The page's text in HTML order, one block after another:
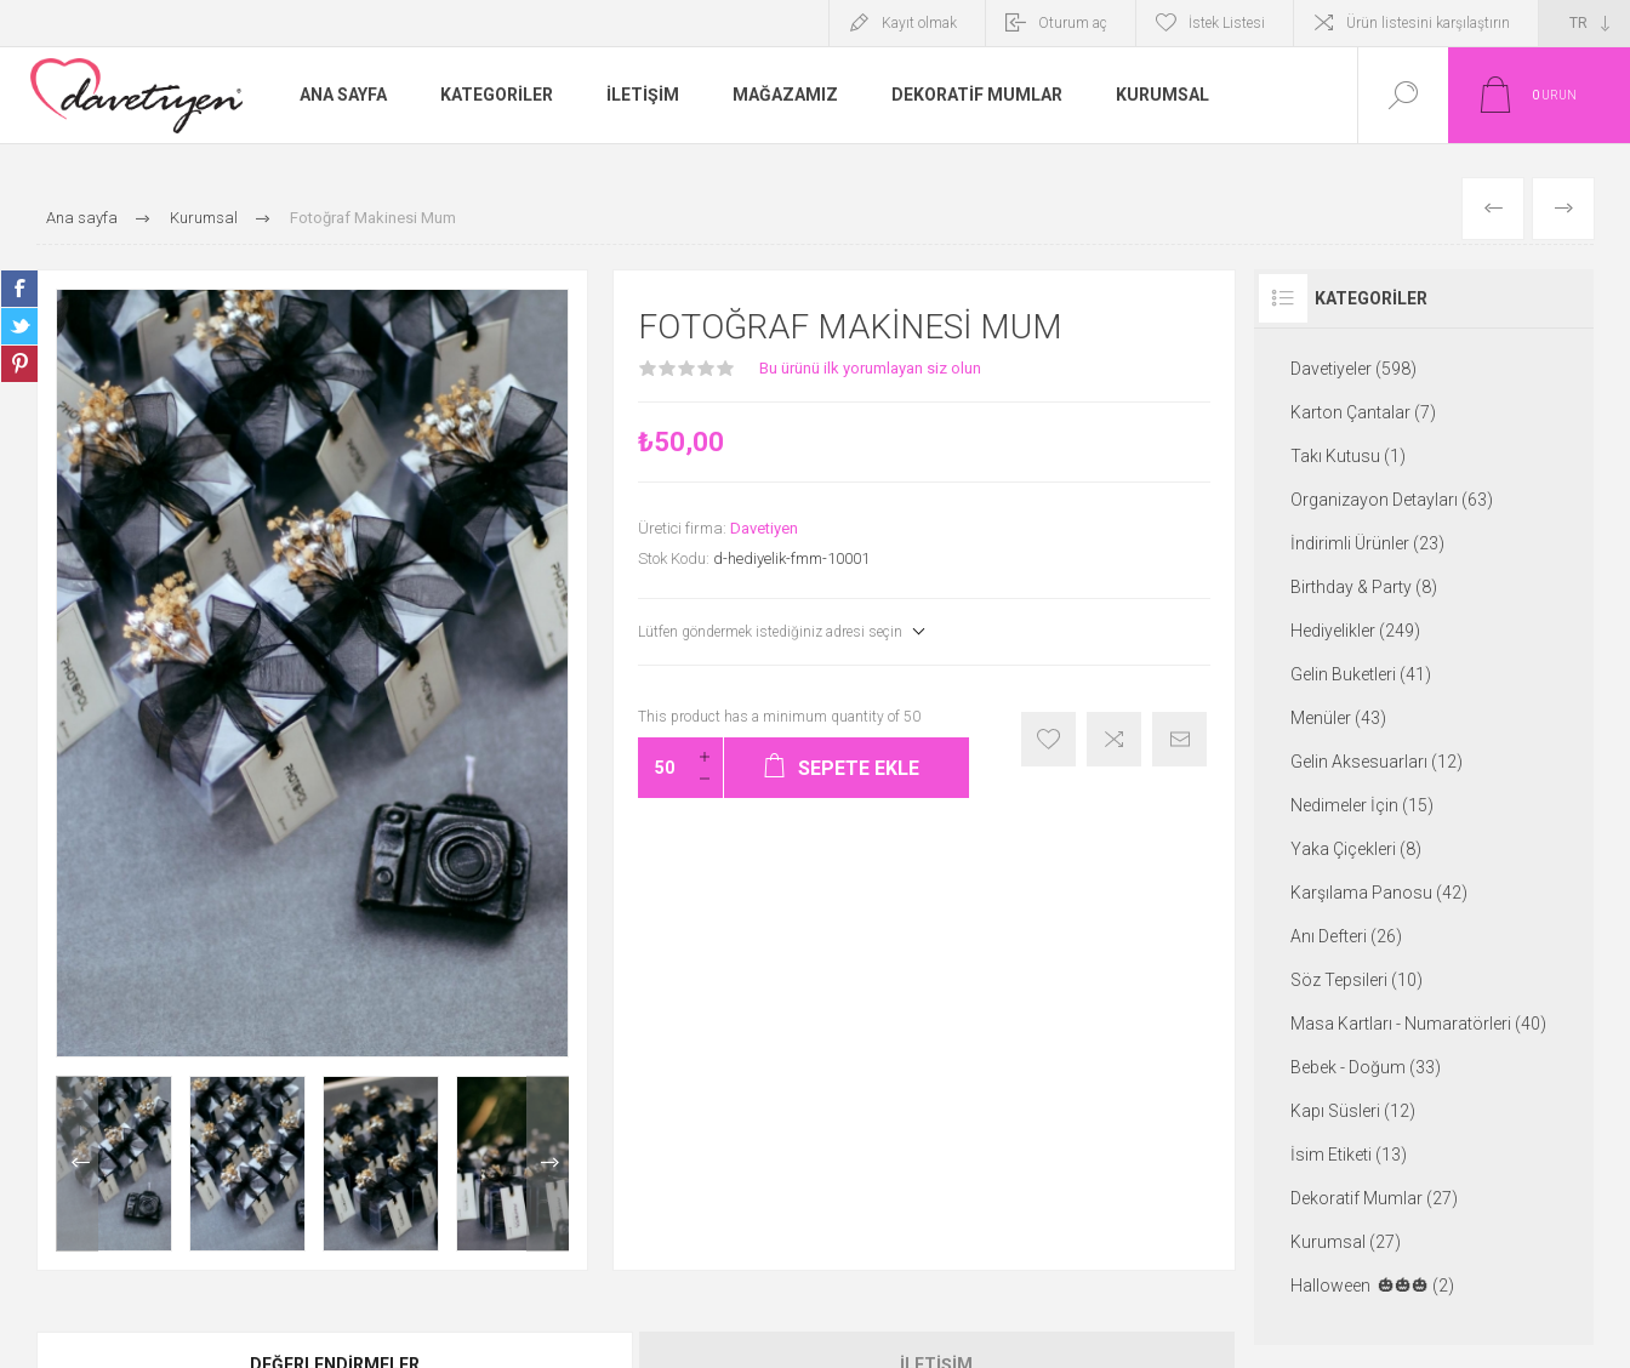
Kayıt olmak Oturum aç İstek Listesi Ürün listesini karşılaştırın
ANA SAYFA KATEGORILER İLETIŞIM MAĞAZAMIZ DEKORATIF MUMLAR KURUMSAL 0 ÜRÜN
Ana sayfa Kurumsal Fotoğraf Makinesi Mum ÖNCEKISONRAKI
FOTOĞRAF MAKINESI MUM
Bu ürünü ilk yorumlayan siz olun
₺50,00
Üretici firma: Davetiyen
Stok Kodu: d-hediyelik-fmm-10001
Lütfen göndermek istediğiniz adresi seçin
This product has a minimum quantity of 50
SEPETE EKLE
DEĞERLENDIRMELER İLETIŞIM
KATEGORILER
Davetiyeler (598)
Karton Çantalar (7)
Takı Kutusu (1)
Organizayon Detayları (63)
İndirimli Ürünler (23)
Birthday & Party (8)
Hediyelikler (249)
Gelin Buketleri (41)
Menüler (43)
Gelin Aksesuarları (12)
Nedimeler İçin (15)
Yaka Çiçekleri (8)
Karşılama Panosu (42)
Anı Defteri (26)
Söz Tepsileri (10)
Masa Kartları - Numaratörleri (40)
Bebek - Doğum (33)
Kapı Süsleri (12)
İsim Etiketi (13)
Dekoratif Mumlar (27)
Kurumsal (27)
Halloween 🎃🎃🎃 (2)